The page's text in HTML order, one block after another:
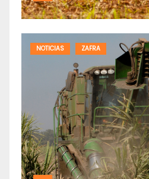
NOTICIAS ZAFRA